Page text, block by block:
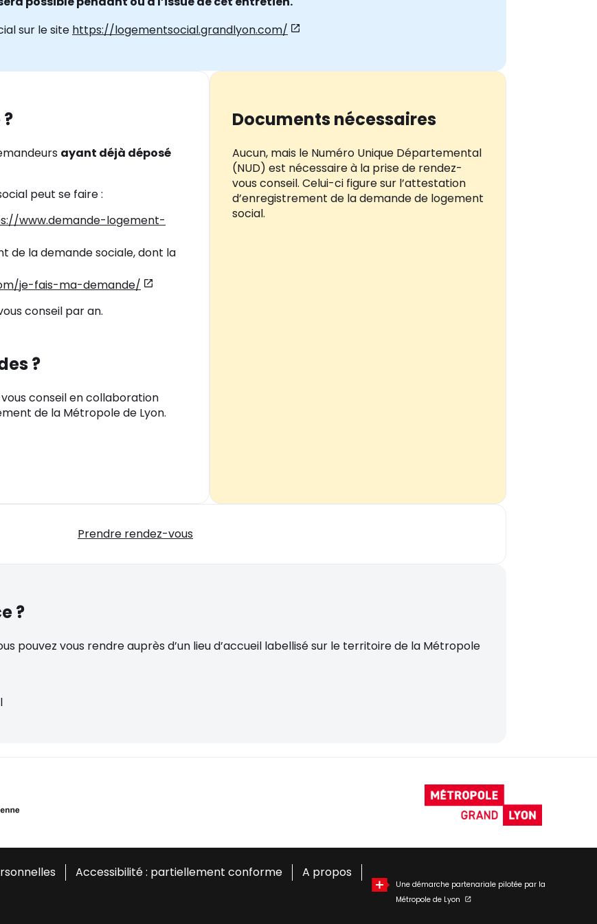
sur le site https://logementsocial.grandlyon.com/
ayant déjà déposé
peut se faire :
www.demande-logement-
de la demande sociale, dont la
je-fais-ma-demande/
conseil par an.
?
conseil en collaboration
de la Métropole de Lyon.
Documents nécessaires
Aucun, mais le Numéro Unique Départemental
(NUD) est nécessaire à la prise de rendez-
vous conseil. Celui-ci figure sur l’attestation
d’enregistrement de la demande de logement
social.
Prendre rendez-vous
?
pouvez vous rendre auprès d’un lieu d’accueil labellisé sur le territoire de la Métropole
Accessibilité : partiellement conforme A propos
Une démarche partenariale pilotée par la
Métropole de Lyon